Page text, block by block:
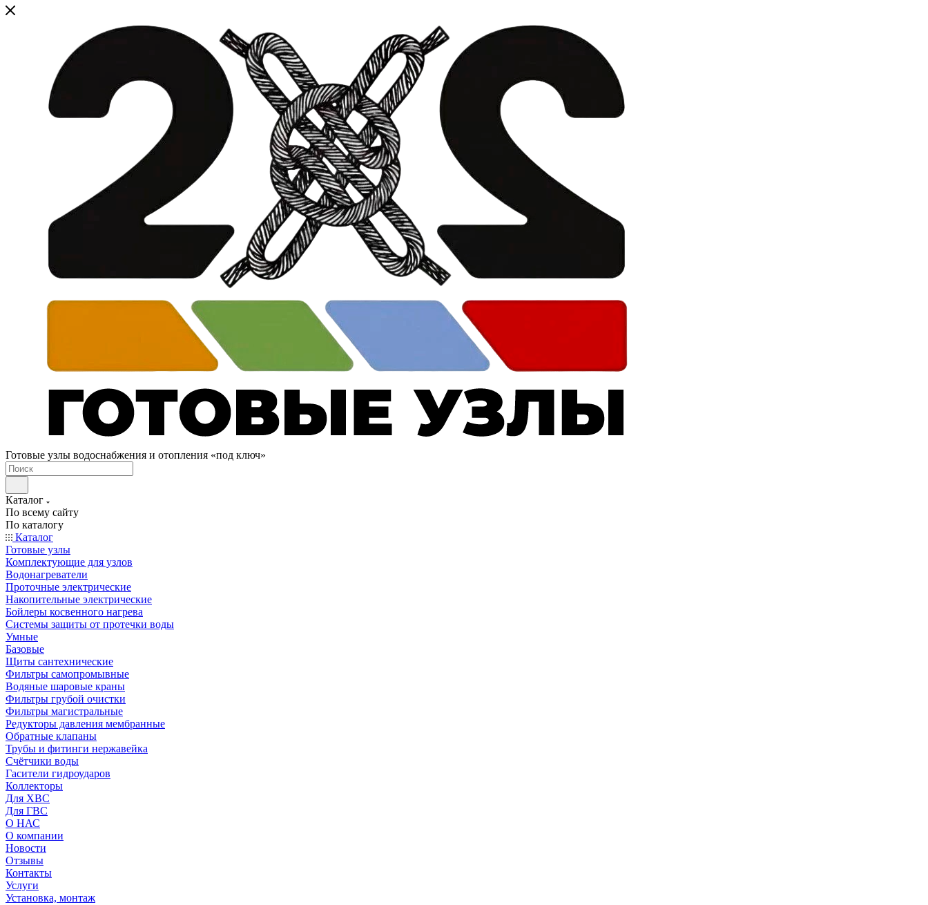
Готовые узлы водоснабжения и отопления «под ключ»
Каталог
По всему сайту
По каталогу
Каталог
Готовые узлы
Комплектующие для узлов
Водонагреватели
Проточные электрические
Накопительные электрические
Бойлеры косвенного нагрева
Системы защиты от протечки воды
Умные
Базовые
Щиты сантехнические
Фильтры самопромывные
Водяные шаровые краны
Фильтры грубой очистки
Фильтры магистральные
Редукторы давления мембранные
Обратные клапаны
Трубы и фитинги нержавейка
Счётчики воды
Гасители гидроударов
Коллекторы
Для ХВС
Для ГВС
О НАС
О компании
Новости
Отзывы
Контакты
Услуги
Установка, монтаж